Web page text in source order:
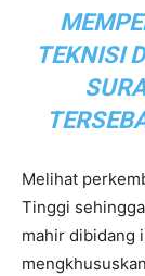
TEKNISI
Melihat
Tinggi
mahir dibidang